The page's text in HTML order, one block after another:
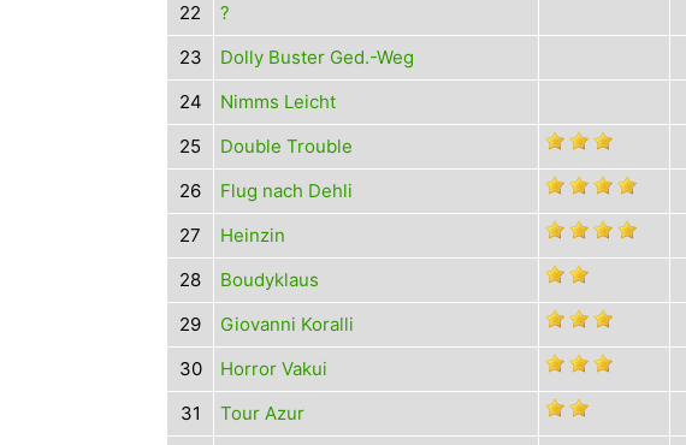
22
?
23
Dolly Buster Ged.-Weg
24
Nimms Leicht
25
Double Trouble
26
Flug nach Dehli
27
Heinzin
28
Boudyklaus
29
Giovanni Koralli
30
Horror Vakui
31
Tour Azur